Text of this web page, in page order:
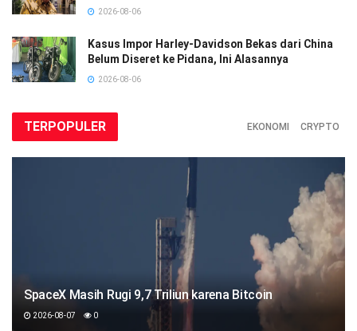
2026-08-06
Kasus Impor Harley-Davidson Bekas dari China
Belum Diseret ke Pidana, Ini Alasannya
2026-08-06
TERPOPULER EKONOMI CRYPTO
SpaceX Masih Rugi 9,7 Triliun karena Bitcoin
2026-08-07 0